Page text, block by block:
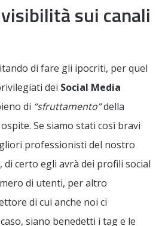
sui canali
di fare gli ipocriti, per quel
dei Social Media
di “sfruttamento”della
Se siamo stati così bravi
professionisti del nostro
certo egli avrà dei profili social
di utenti, per altro
di cui anche noi ci
siano benedetti i tag e le